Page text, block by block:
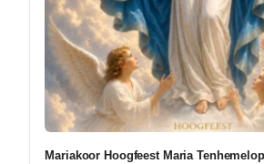
Mariakoor Hoogfeest Maria